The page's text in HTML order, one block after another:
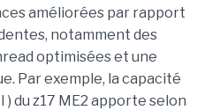
améliorées par rapport
notamment des
optimisées et une
Par exemple, la capacité
) du z17 ME2 apporte selon